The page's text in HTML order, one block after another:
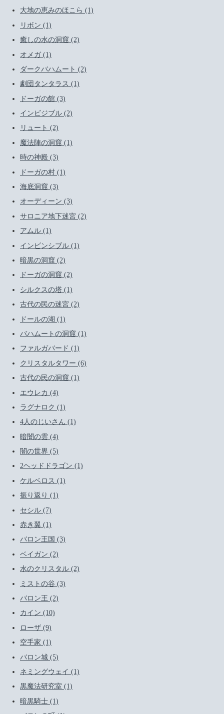
大地の恵みのほこら (1)
リボン (1)
癒しの水の洞窟 (2)
オメガ (1)
ダークバハムート (2)
劇団タンタラス (1)
ドーガの館 (3)
インビジブル (2)
リュート (2)
魔法陣の洞窟 (1)
時の神殿 (3)
ドーガの村 (1)
海底洞窟 (3)
オーディーン (3)
サロニア地下迷宮 (2)
アムル (1)
インビンシブル (1)
暗黒の洞窟 (2)
ドーガの洞窟 (2)
シルクスの塔 (1)
古代の民の迷宮 (2)
ドールの湖 (1)
バハムートの洞窟 (1)
ファルガバード (1)
クリスタルタワー (6)
古代の民の洞窟 (1)
エウレカ (4)
ラグナロク (1)
4人のじいさん (1)
暗闇の雲 (4)
闇の世界 (5)
2ヘッドドラゴン (1)
ケルベロス (1)
振り返り (1)
セシル (7)
赤き翼 (1)
バロン王国 (3)
ベイガン (2)
水のクリスタル (2)
ミストの谷 (3)
バロン王 (2)
カイン (10)
ローザ (9)
空手家 (1)
バロン城 (5)
ネミングウェイ (1)
黒魔法研究室 (1)
暗黒騎士 (1)